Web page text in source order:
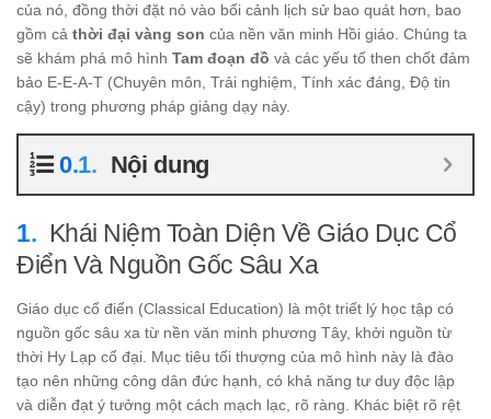
của nó, đồng thời đặt nó vào bối cảnh lịch sử bao quát hơn, bao
gồm cả thời đại vàng son của nền văn minh Hồi giáo. Chúng ta
sẽ khám phá mô hình Tam đoạn đồ và các yếu tố then chốt đảm
bảo E-E-A-T (Chuyên môn, Trải nghiệm, Tính xác đáng, Độ tin
cậy) trong phương pháp giảng dạy này.
Nội dung
Khái Niệm Toàn Diện Về Giáo Dục Cổ
Điển Và Nguồn Gốc Sâu Xa
Giáo dục cổ điển (Classical Education) là một triết lý học tập có
nguồn gốc sâu xa từ nền văn minh phương Tây, khởi nguồn từ
thời Hy Lạp cổ đại. Mục tiêu tối thượng của mô hình này là đào
tạo nên những công dân đức hạnh, có khả năng tư duy độc lập
và diễn đạt ý tưởng một cách mạch lạc, rõ ràng. Khác biệt rõ rệt